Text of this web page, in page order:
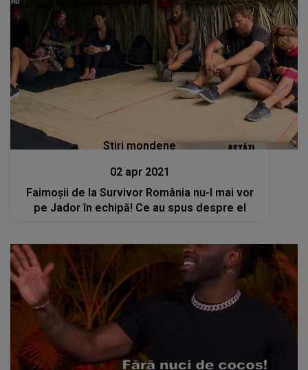
Stiri mondene
02 apr 2021
Faimoșii de la Survivor România nu-l mai vor
pe Jador în echipă! Ce au spus despre el